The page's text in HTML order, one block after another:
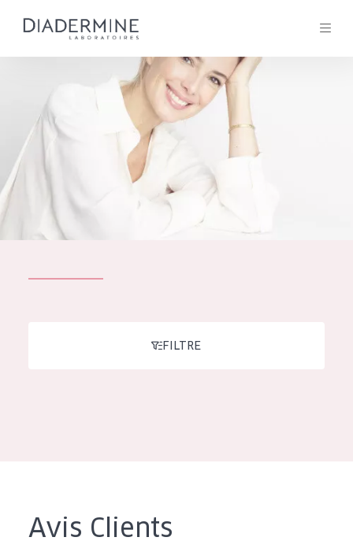
SOLUTIONS POUR LA PEAU
TYPE DE PRODUIT
TOUS LES PRODUIT
Tous les Produit
ACCUEIL
Conseils Beauté
FILTRE
Avis Clients